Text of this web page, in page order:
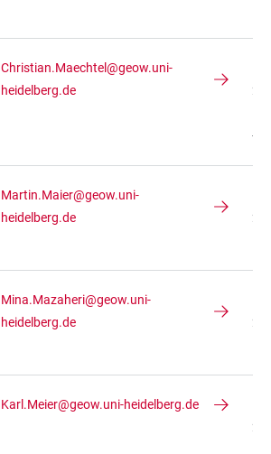
Christian.Maechtel@geow.uni-
heidelberg.de
-
Martin.Maier@geow.uni-
heidelberg.de
Mina.Mazaheri@geow.uni-
heidelberg.de
Karl.Meier@geow.uni-heidelberg.de